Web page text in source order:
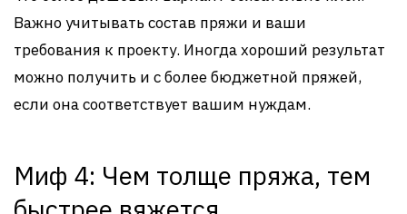
Важно учитывать состав пряжи и ваши
требования к проекту. Иногда хороший результат
можно получить и с более бюджетной пряжей,
если она соответствует вашим нуждам.
Миф 4: Чем толще пряжа, тем